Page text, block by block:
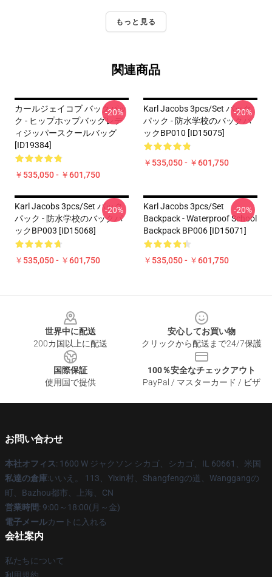
もっと見る
関連商品
カールジェイコブ バックパッ
ク - ヒップホップバッグレデ
ィジッパースクールバッグ
[ID19384]
￥535,050 - ￥601,750
-20%
Karl Jacobs 3pcs/set バック
パック - 防水学校のバックパ
ックBP010 [ID15075]
￥535,050 - ￥601,750
-20%
Karl Jacobs 3pcs/set バック
パック - 防水学校のバックパ
ックBP003 [ID15068]
￥535,050 - ￥601,750
-20%
Karl Jacobs 3pcs/set
Backpack - Waterproof School
Backpack BP006 [ID15071]
￥535,050 - ￥601,750
-20%
世界中に配送
200カ国以上に配送
安心してお買い物
クリックから配送まで24/7保護
国際保証
使用国で提供
100％安全なチェックアウト
PayPal / マスターカード / ビザ
お問い合わせ
本社オフィス: 1600 W ジャクソン シカゴ、シカゴ、IL 60661、米国
私達の倉庫:いいえ。 113、Yixin村、Shangfengの道、Wanggangの
町、Bazhou都市、上海、CN
営業時間: 9:00～18:00(月～金)
電子メールカートに入れる
会社案内
私たちについて